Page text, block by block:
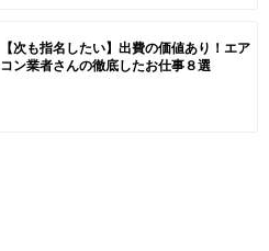
【次も指名したい】出費の価値あり！エア
コン業者さんの徹底したお仕事８選